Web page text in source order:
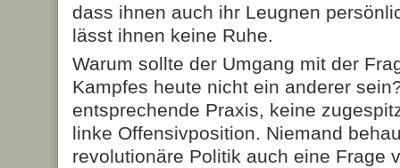
dass ihnen auch ihr Leugnen
lässt ihnen keine Ruhe.
Warum sollte der Umgang mit der
Kampfes heute nicht ein anderer
entsprechende Praxis, keine
linke Offensivposition. Niemand
revolutionäre Politik auch eine Frage